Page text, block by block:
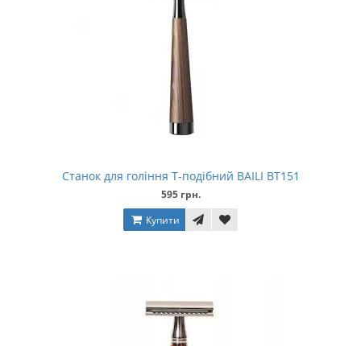
Станок для гоління Т-подібний BAILI BT151
595 грн.
Купити